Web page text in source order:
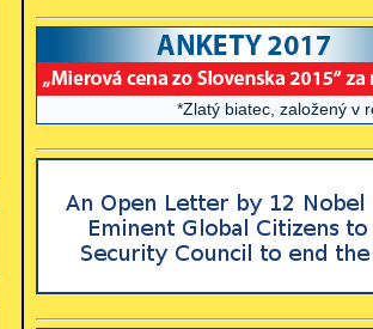
*Zlatý biatec, založený v roku